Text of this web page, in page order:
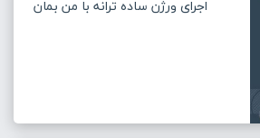
اجرای ورژن ساده ترانه با من بمان